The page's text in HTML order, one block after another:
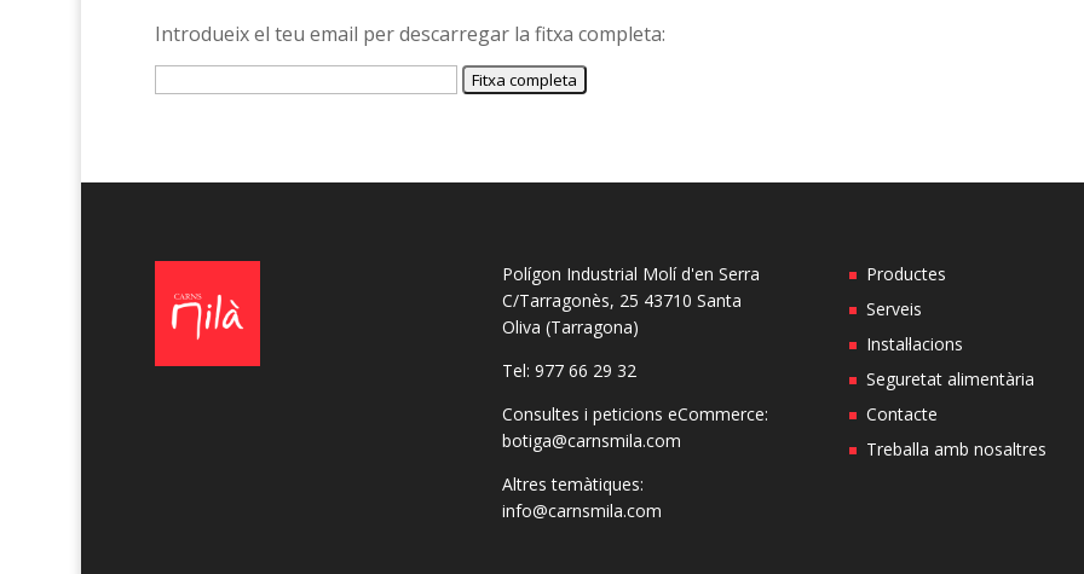
Introdueix el teu email per descarregar la fitxa completa:
Polígon Industrial Molí d'en Serra
C/Tarragonès, 25 43710 Santa
Oliva (Tarragona)
Tel: 977 66 29 32
Consultes i peticions eCommerce:
botiga@carnsmila.com
Altres temàtiques:
info@carnsmila.com
Productes
Serveis
Instal·lacions
Seguretat alimentària
Contacte
Treballa amb nosaltres